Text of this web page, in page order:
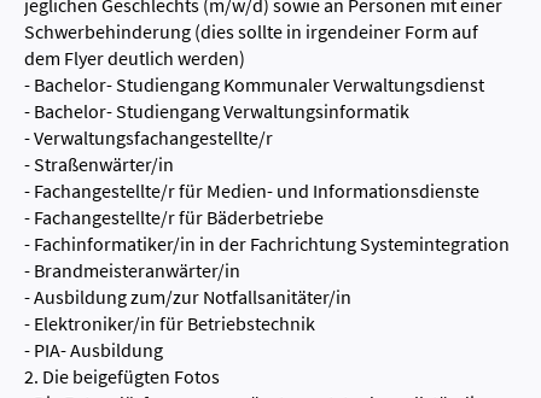
Schwerbehinderung (dies sollte in irgendeiner Form auf
dem Flyer deutlich werden)
- Bachelor- Studiengang Kommunaler Verwaltungsdienst
- Bachelor- Studiengang Verwaltungsinformatik
- Verwaltungsfachangestellte/r
- Straßenwärter/in
- Fachangestellte/r für Medien- und Informationsdienste
- Fachangestellte/r für Bäderbetriebe
- Fachinformatiker/in in der Fachrichtung Systemintegration
- Brandmeisteranwärter/in
- Ausbildung zum/zur Notfallsanitäter/in
- Elektroniker/in für Betriebstechnik
- PIA- Ausbildung
2. Die beigefügten Fotos